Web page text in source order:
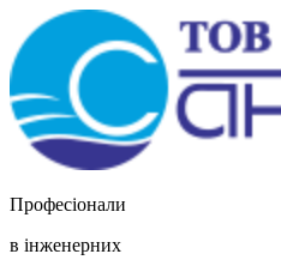
Професіонали
в інженерних